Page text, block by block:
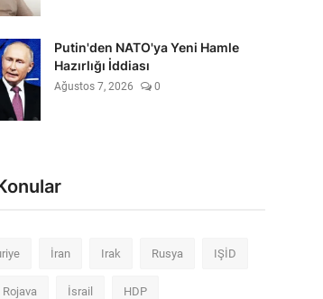
Putin'den NATO'ya Yeni Hamle
Hazırlığı İddiası
Ağustos 7, 2026 0
İran Irak Rusya IŞİD
Rojava İsrail HDP